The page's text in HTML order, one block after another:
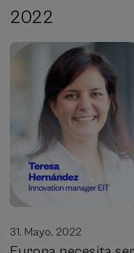
2022
31. Mayo, 2022